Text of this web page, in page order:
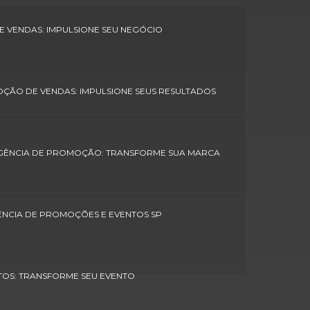
IMPULSIONE SEU NEGÓCIO
DE VENDAS: IMPULSIONE SEUS RESULTADOS
DE PROMOÇÃO: TRANSFORME SUA MARCA
DE PROMOÇÕES E EVENTOS SP
TRANSFORME SEU EVENTO
Empresas de marketing promocional
Papai noel para eventos
Recepcionistas para eventos corporativos